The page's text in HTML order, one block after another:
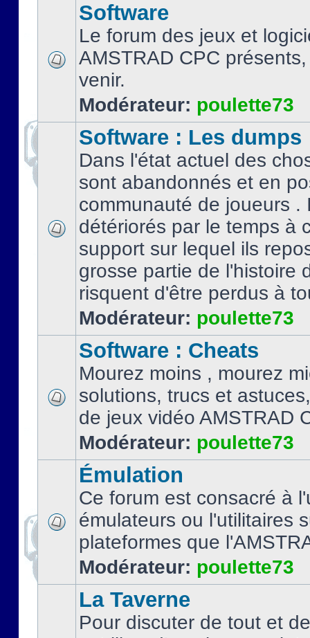
Software
Le forum des jeux et
AMSTRAD CPC
venir.
Modérateur: poulette73
Software : Les dumps
Dans l'état actuel des
sont abandonnés et en
communauté de joueurs .
détériorés par le temps à
support sur lequel ils
grosse partie de l'histoire
risquent d'être perdus à
Modérateur: poulette73
Software : Cheats
Mourez moins , mourez
solutions, trucs et
de jeux vidéo AMSTRAD
Modérateur: poulette73
Émulation
Ce forum est consacré à
émulateurs ou l'utilitaires
plateformes que
Modérateur: poulette73
La Taverne
Pour discuter de tout et